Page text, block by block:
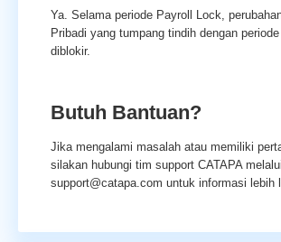
Ya. Selama periode Payroll Lock,
Pribadi yang tumpang tindih dengan
diblokir.
Butuh Bantuan?
Jika mengalami masalah atau memiliki
silakan hubungi tim support CATAPA melalui
support@catapa.com untuk informasi lebih